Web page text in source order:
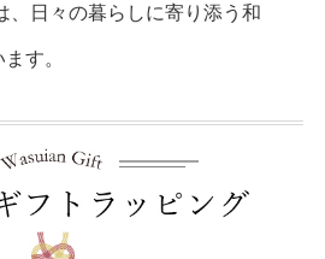
、日々の暮らしに寄り添う和
す。